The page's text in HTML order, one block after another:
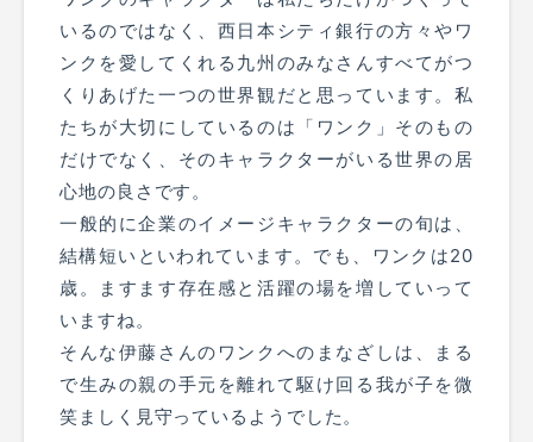
いるのではなく、西日本シティ銀行の方々やワ
ンクを愛してくれる九州のみなさんすべてがつ
くりあげた一つの世界観だと思っています。私
たちが大切にしているのは「ワンク」そのもの
だけでなく、そのキャラクターがいる世界の居
心地の良さです。
一般的に企業のイメージキャラクターの旬は、
結構短いといわれています。でも、ワンクは20
歳。ますます存在感と活躍の場を増していって
いますね。
そんな伊藤さんのワンクへのまなざしは、まる
で生みの親の手元を離れて駆け回る我が子を微
笑ましく見守っているようでした。